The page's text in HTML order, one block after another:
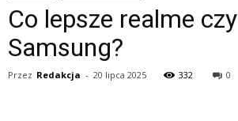
Co lepsze realme czy
Samsung?
Przez Redakcja - 20 lipca 2025 332 0